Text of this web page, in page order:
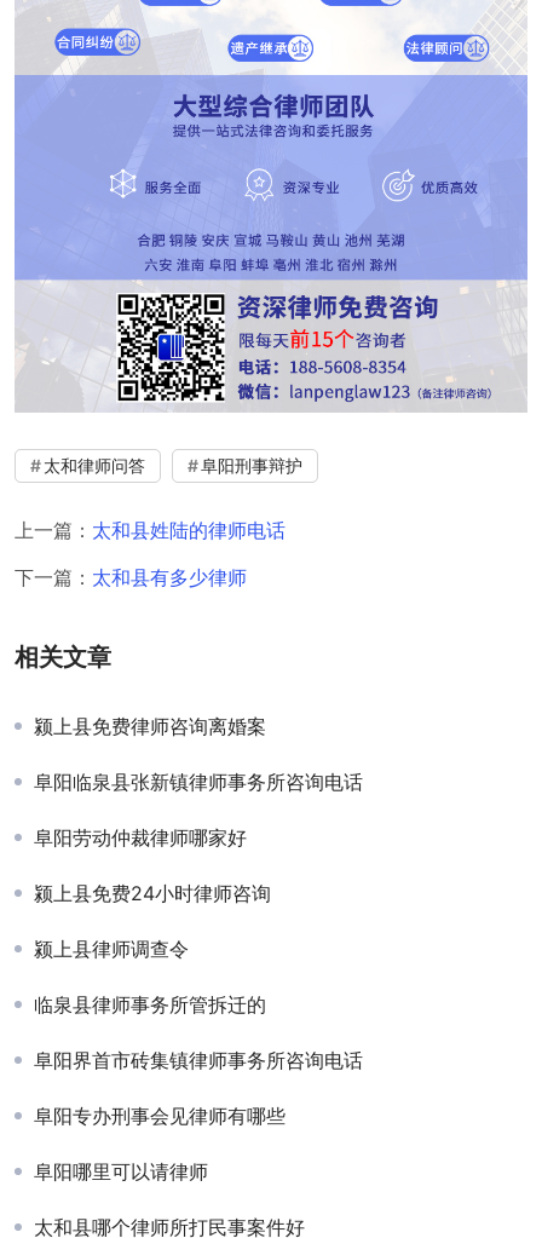
太和律师问答 阜阳刑事辩护
上一篇： 太和县姓陆的律师电话
下一篇： 太和县有多少律师
相关文章
颍上县免费律师咨询离婚案
阜阳临泉县张新镇律师事务所咨询电话
阜阳劳动仲裁律师哪家好
颍上县免费24小时律师咨询
颍上县律师调查令
临泉县律师事务所管拆迁的
阜阳界首市砖集镇律师事务所咨询电话
阜阳专办刑事会见律师有哪些
阜阳哪里可以请律师
太和县哪个律师所打民事案件好